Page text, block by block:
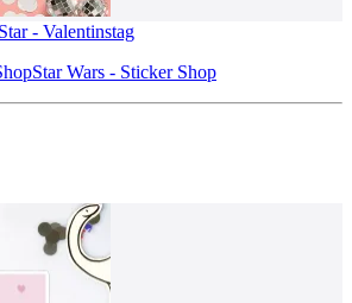
- Valentinstag
Star Wars - Sticker Shop